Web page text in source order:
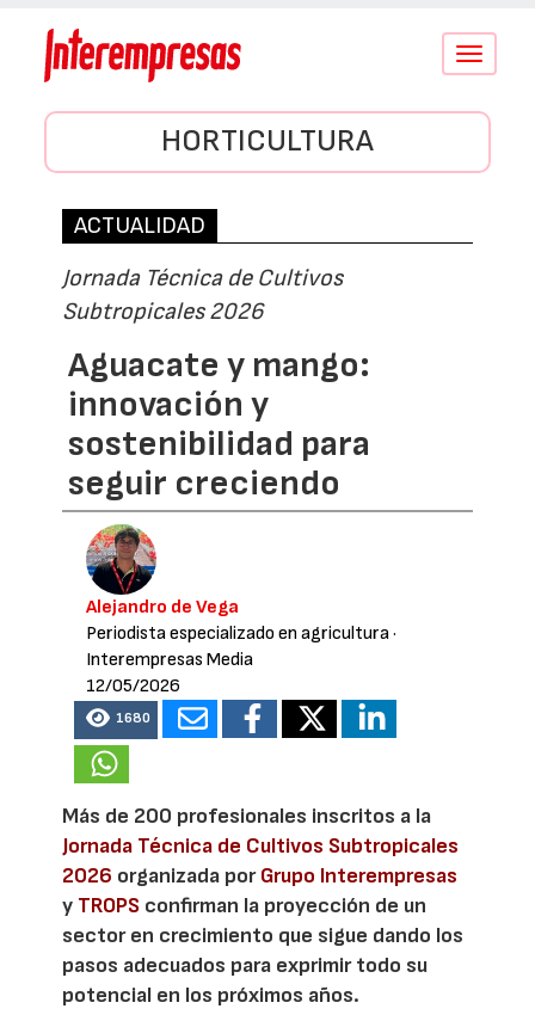
Conmutar
HORTICULTURA
ACTUALIDAD
Jornada Técnica de Cultivos
Subtropicales 2026
Aguacate y mango:
innovación y
sostenibilidad para
seguir creciendo
Alejandro de Vega
Periodista especializado en agricultura·
Interempresas Media
12/05/2026
1680
Más de 200 profesionales inscritos a la
Jornada Técnica de Cultivos Subtropicales
2026 organizada porGrupo Interempresas
y TROPS confirman la proyección de un
sector en crecimiento que sigue dando los
pasos adecuados para exprimir todo su
potencial en los próximos años.